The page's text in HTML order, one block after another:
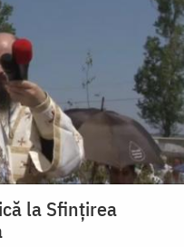
la Sfinţirea